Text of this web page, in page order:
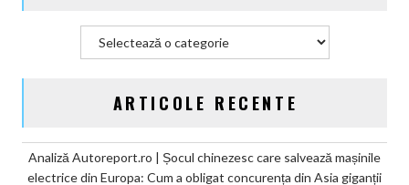
CO2
ARTICOLE RECENTE
Analiză Autoreport.ro | Șocul chinezesc care salvează mașinile
electrice din Europa: Cum a obligat concurența din Asia giganții